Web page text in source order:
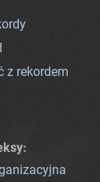
z rekordem
: